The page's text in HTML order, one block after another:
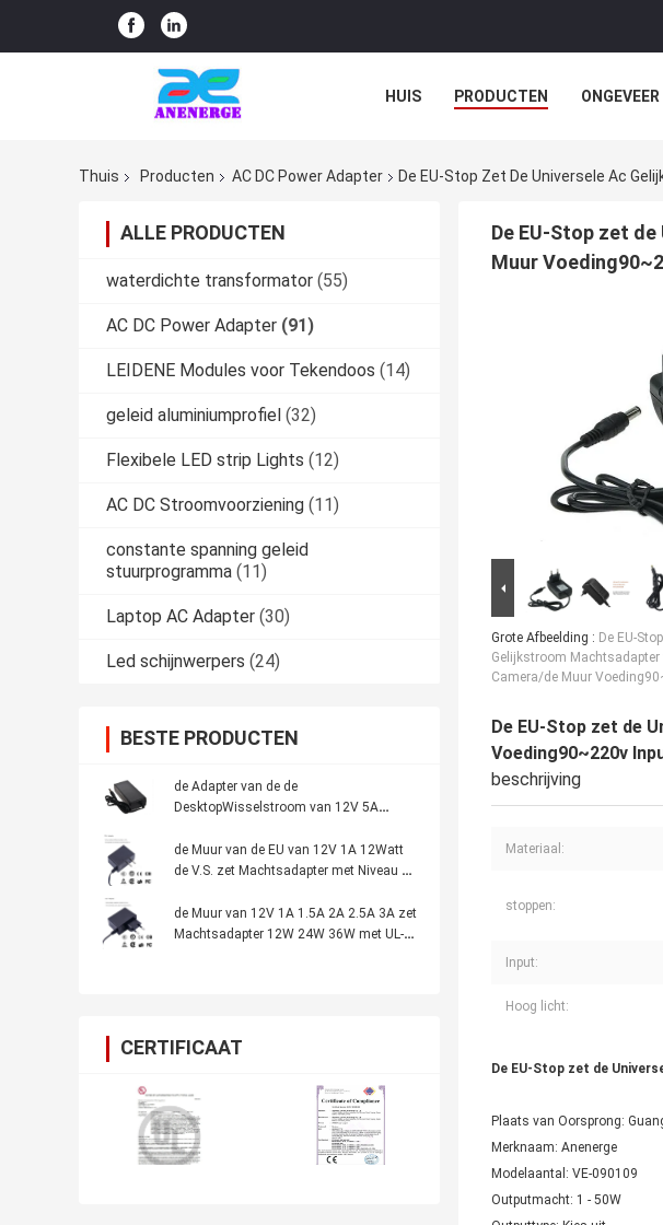
HUIS PRODUCTEN
Thuis Producten AC DC Power Adapter De EU-Stop Zet De Universele Ac
ALLE PRODUCTEN
waterdichte transformator (55)
AC DC Power Adapter (91)
LEIDENE Modules voor Tekendoos (14)
geleid aluminiumprofiel (32)
Flexibele LED strip Lights (12)
AC DC Stroomvoorziening (11)
constante spanning geleid
stuurprogramma (11)
Laptop AC Adapter (30)
Led schijnwerpers (24)
BESTE PRODUCTEN
de Adapter van de de
DesktopWisselstroom van 12V 5A
lader leidde Machtsadapter met duidelijk
Ce UL ETL GS
de Muur van de EU van 12V 1A 12Watt
de V.S. zet Machtsadapter met Niveau VI
neonlichten van kabeltelevisie Camera
de Muur van 12V 1A 1.5A 2A 2.5A 3A zet
Machtsadapter 12W 24W 36W met UL-
CERTIFICAAT
De EU-Stop zet
Muur
Grote Afbeelding : De EU-
Gelijkstroom Machtsadapter
Camera/de Muur
De EU-Stop zet de
Voeding90~220v
beschrijving
Materiaal:
stoppen:
Input:
Hoog licht:
De EU-Stop zet de
Plaats van Oorsprong:
Merknaam: Anenerge
Modelaantal: VE-090109
Outputmacht: 1 - 50W